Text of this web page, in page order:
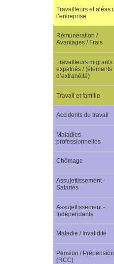
Travailleurs et aléas
l’entreprise
Rémunération /
Avantages / Frais
Travailleurs migrants
expatriés / (éléments
d’extranéité)
Travail et famille
Accidents du travail
Maladies
professionnelles
Chômage
Assujettissement -
Salariés
Assujettissement -
Indépendants
Maladie / Invalidité
Pension / Prépension
(RCC)